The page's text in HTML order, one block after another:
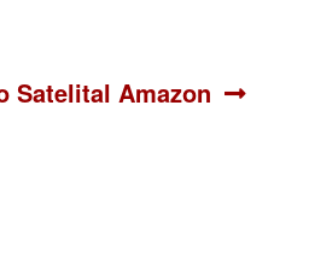
Satelital Amazon